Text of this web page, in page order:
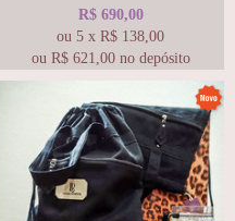
R$ 690,00
ou 5 x R$ 138,00
ou R$ 621,00 no depósito